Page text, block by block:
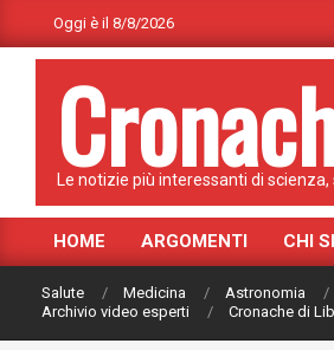
to
Oggi è il 8/8/2026
Le notizie più interessanti di
Primary
Navigation
Menu
HOME ARGOMENTI CHI
Salute Medicina Astronomia
Archivio video esperti
Cronache di